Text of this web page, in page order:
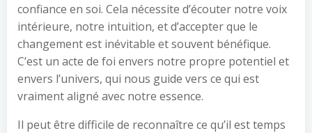
confiance en soi. Cela nécessite d’écouter notre voix
intérieure, notre intuition, et d’accepter que le
changement est inévitable et souvent bénéfique.
C’est un acte de foi envers notre propre potentiel et
envers l’univers, qui nous guide vers ce qui est
vraiment aligné avec notre essence.
Il peut être difficile de reconnaître ce qu’il est temps